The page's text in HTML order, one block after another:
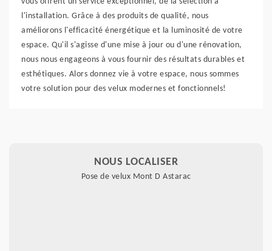
l'installation. Grâce à des produits de qualité, nous
améliorons l'efficacité énergétique et la luminosité de votre
espace. Qu'il s'agisse d'une mise à jour ou d'une rénovation,
nous nous engageons à vous fournir des résultats durables et
esthétiques. Alors donnez vie à votre espace, nous sommes
votre solution pour des velux modernes et fonctionnels!
NOUS LOCALISER
Pose de velux Mont D Astarac